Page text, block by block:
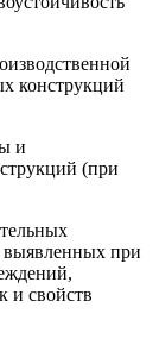
конструкций
и
(при
выявленных при
и свойств